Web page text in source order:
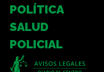
POLÍTICA
SALUD
POLICIAL